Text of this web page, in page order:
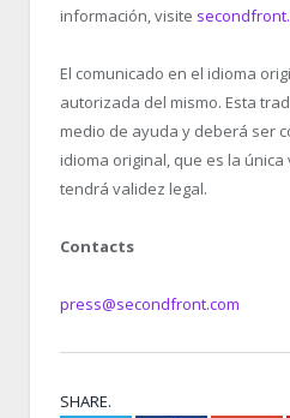
información, visite
El comunicado en el idioma
autorizada del mismo. Esta
medio de ayuda y deberá ser
idioma original, que es la
tendrá validez legal.
Contacts
press@secondfront.com
SHARE.